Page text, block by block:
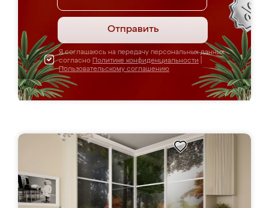
Отправить
Я соглашаюсь на передачу персональных данных
согласно Политике конфиденциальности
Пользовательскому соглашению